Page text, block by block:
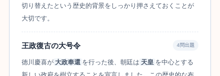
切り替えたという歴史的背景をしっかり押さえておくことが
大切です。
王政復古の大号令 4問出題
徳川慶喜が 大政奉還 を行った後、朝廷は 天皇 を中心とする